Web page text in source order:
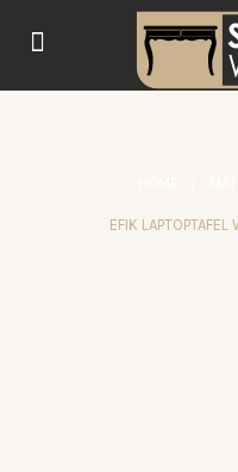
EFIK